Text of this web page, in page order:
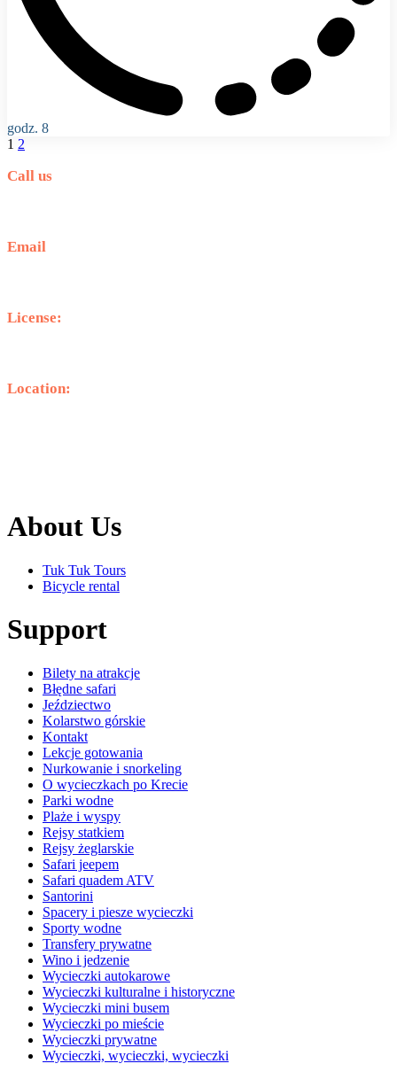
godz. 8
1 2
Call us
Email
License:
Location:
About Us
Tuk Tuk Tours
Bicycle rental
Support
Bilety na atrakcje
Błędne safari
Jeździectwo
Kolarstwo górskie
Kontakt
Lekcje gotowania
Nurkowanie i snorkeling
O wycieczkach po Krecie
Parki wodne
Plaże i wyspy
Rejsy statkiem
Rejsy żeglarskie
Safari jeepem
Safari quadem ATV
Santorini
Spacery i piesze wycieczki
Sporty wodne
Transfery prywatne
Wino i jedzenie
Wycieczki autokarowe
Wycieczki kulturalne i historyczne
Wycieczki mini busem
Wycieczki po mieście
Wycieczki prywatne
Wycieczki, wycieczki, wycieczki